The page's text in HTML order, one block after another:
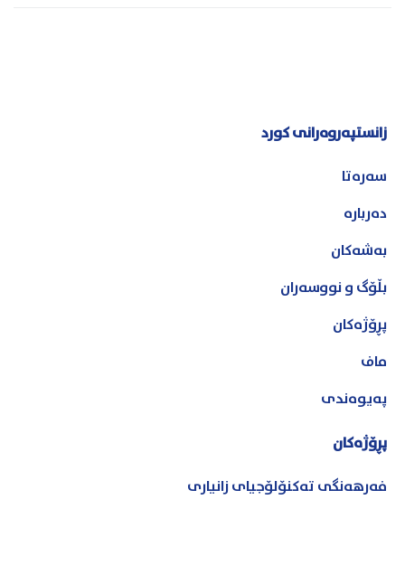
زانستپەروەرانی کورد
سەرەتا
دەربارە
بەشەکان
بڵۆگ و نووسەران
پڕۆژەکان
ماف
پەیوەندی
پڕۆژەکان
فەرهەنگی تەکنۆلۆجیای زانیاری